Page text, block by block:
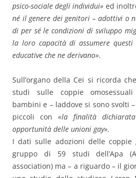
psico-sociale degli individui» ed
né il genere dei genitori – adottivi o
di per sé le condizioni di sviluppo
la loro capacità di assumere
educative che ne derivano».
Sull’organo della Cei si ricorda
studi sulle coppie
bambini e – laddove si sono svolti
piccoli con «la finalità
opportunità delle unioni gay».
I dati sulle adozioni delle coppie
gruppo di 59 studi dell’Apa
association) ma – a riguardo – il